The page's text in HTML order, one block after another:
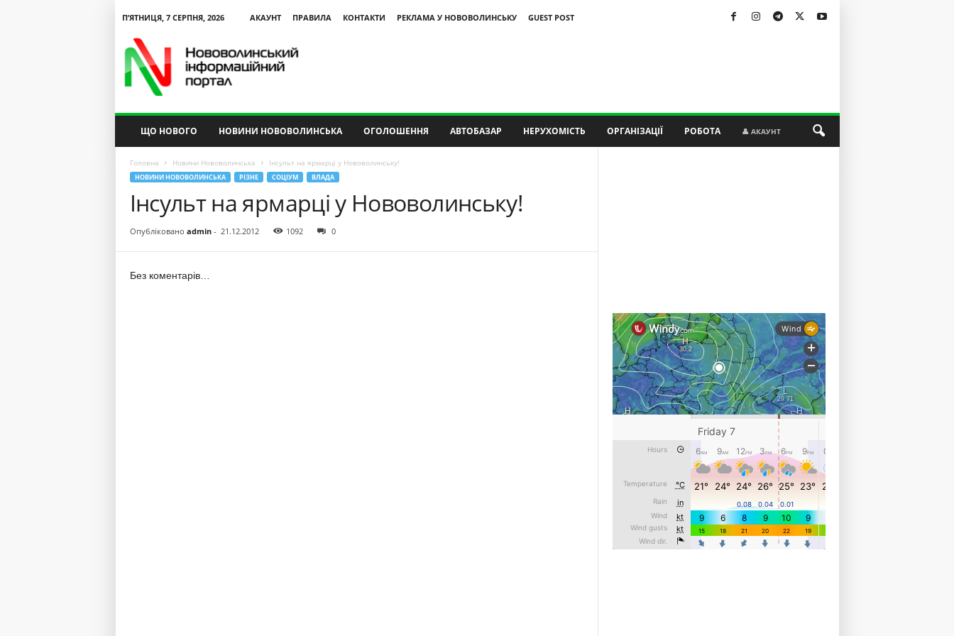
П’ЯТНИЦЯ, 7 СЕРПНЯ, 2026 АКАУНТ ПРАВИЛА КОНТАКТИ РЕКЛАМА У НОВОВОЛИНСЬКУ
GUEST POST
ЩО НОВОГО НОВИНИ НОВОВОЛИНСЬКА ОГОЛОШЕННЯ АВТОБАЗАР НЕРУХОМІСТЬ ОРГАНІЗАЦІЇ РОБОТА 👤 АКАУНТ
Головна Новини Нововолинська Інсульт на ярмарці у Нововолинську!
НОВИНИ НОВОВОЛИНСЬКА РІЗНЕ СОЦІУМ ВЛАДА
Інсульт на ярмарці у Нововолинську!
Опубліковано admin- 21.12.2012 1092 0
Без коментарів…